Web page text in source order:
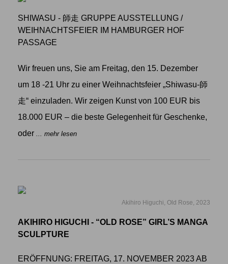
SHIWASU - 師走 GRUPPE AUSSTELLUNG /
WEIHNACHTSFEIER IM HAMBURGER HOF
PASSAGE
Wir freuen uns, Sie am Freitag, den 15. Dezember
um 18 -21 Uhr zu einer Weihnachtsfeier „Shiwasu-師
走“ einzuladen. Wir zeigen Kunst von 100 EUR bis
18.000 EUR – die beste Gelegenheit für Geschenke,
oder ... mehr lesen
Akihiro Higuchi, Old Rose, 2023
AKIHIRO HIGUCHI - “OLD ROSE” GIRL’S MANGA
SCULPTURE
ERÖFFNUNG: FREITAG, 17. NOVEMBER 2023 AB